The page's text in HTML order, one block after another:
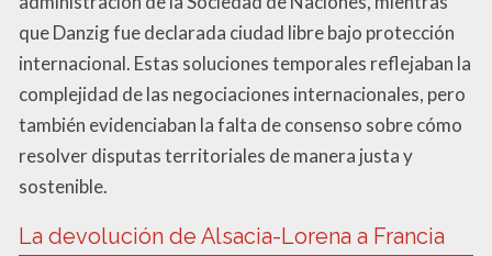
que Danzig fue declarada ciudad libre bajo protección
internacional. Estas soluciones temporales reflejaban la
complejidad de las negociaciones internacionales, pero
también evidenciaban la falta de consenso sobre cómo
resolver disputas territoriales de manera justa y
sostenible.
La devolución de Alsacia-Lorena a Francia